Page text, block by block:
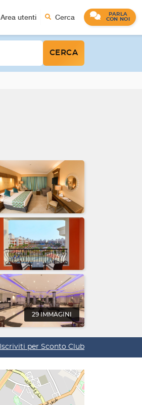
Area utenti Cerca
PARLA
CON NOI
CERCA
29 IMMAGINI
Iscriviti per Sconto Club